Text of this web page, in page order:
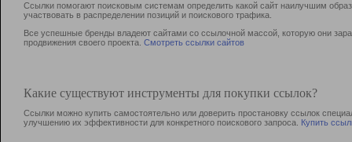
Ссылки помогают поисковым системам определить какой сайт наилучшим
участвовать в раcпределении позиций и поискового трафика.
Все успешные бренды владеют сайтами со ссылочной массой, которую они
продвижения своего проекта. Смотреть ссылки сайтов
Какие существуют инструменты для покупки ссылок?
Ссылки можно купить самостоятельно или доверить простановку ссылок
улучшению их эффективности для конкретного поискового запроса. Купить